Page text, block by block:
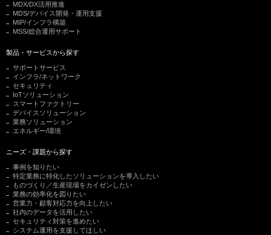
MDX/DX活用推進
MDS/デバイス開発・運用支援
MIP/インフラ構築
MSS/総合運用サポート
製品・サービスから探す
サポートサービス
インフラ/ネットワーク
セキュリティ
IoTソリューション
スマートファクトリー
デバイスソリューション
業務ソリューション
エネルギー/環境
ニーズ・課題から探す
事例を知りたい
特定業務に特化したソリューションを導入したい
ものづくり／生産現場をカイゼンしたい
業務の効率化を図りたい
営業力・顧客対応力を向上したい
社内のデータを活用したい
セキュリティ対策を進めたい
システム運用を支援してほしい